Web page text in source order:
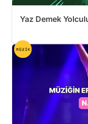
Yaz Demek